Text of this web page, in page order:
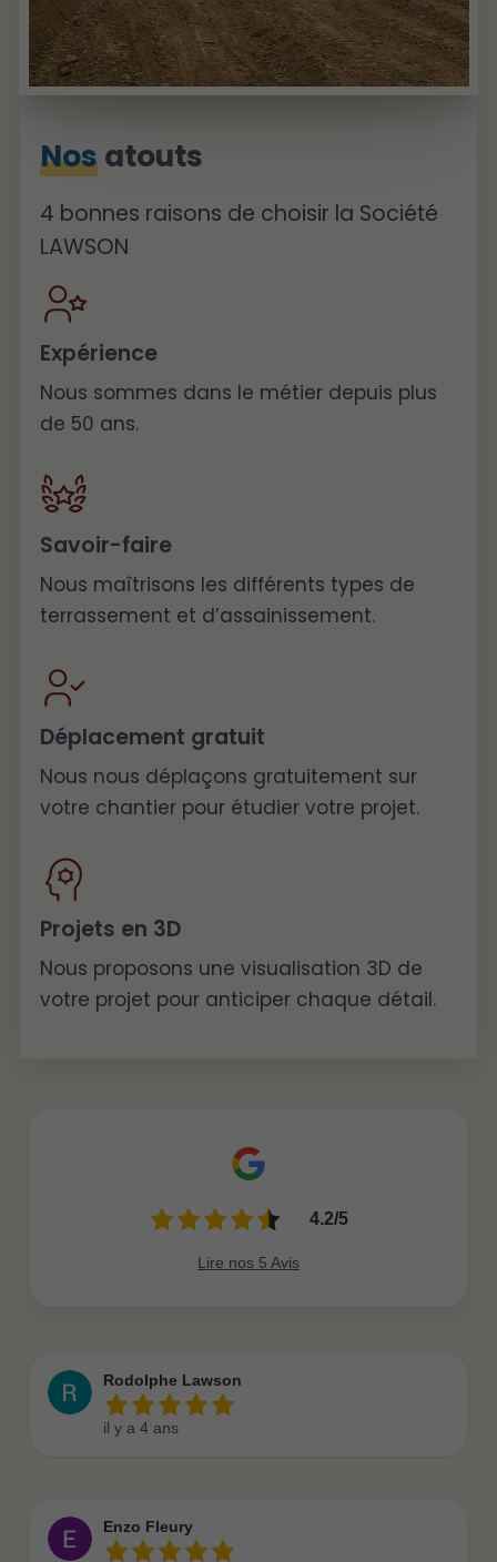
Nosatouts
4 bonnes raisons de choisir la Société
LAWSON
Expérience
Nous sommes dans le métier depuis plus
de 50 ans.
Savoir-faire
Nous maîtrisons les différents types de
terrassement et d’assainissement.
Déplacement gratuit
Nous nous déplaçons gratuitement sur
votre chantier pour étudier votre projet.
Projets en 3D
Nous proposons une visualisation 3D de
votre projet pour anticiper chaque détail.